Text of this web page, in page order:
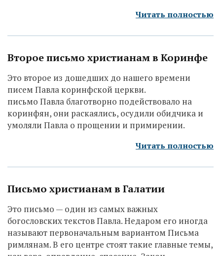
Читать полностью
Второе письмо христианам в Коринфе
Это второе из дошедших до нашего времени
писем Павла коринфской церкви.
письмо Павла благотворно подействовало на
коринфян, они раскаялись, осудили обидчика и
умоляли Павла о прощении и примирении.
Читать полностью
Письмо христианам в Галатии
Это письмо — один из самых важных
богословских текстов Павла. Недаром его иногда
называют первоначальным вариантом Письма
римлянам. В его центре стоят такие главные темы,